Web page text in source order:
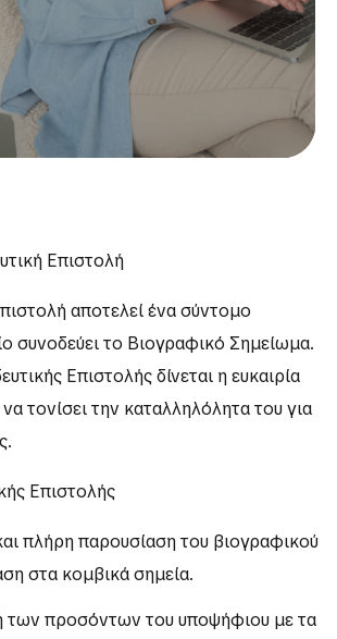
Επιστολή
αποτελεί ένα σύντομο
συνοδεύει το Βιογραφικό Σημείωμα.
Επιστολής δίνεται η ευκαιρία
τονίσει την καταλληλόλητα του για
Επιστολής
πλήρη παρουσίαση του βιογραφικού
στα κομβικά σημεία.
των προσόντων του υποψήφιου με τα